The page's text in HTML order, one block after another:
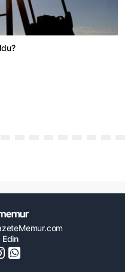
Edin